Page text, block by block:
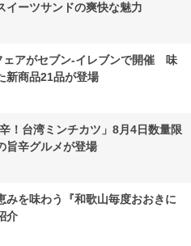
イーツサンドの爽快な魅力
ェアがセブン-イレブンで開催 味
新商品21品が登場
！台湾ミンチカツ」8月4日数量限
旨辛グルメが登場
みを味わう『和歌山毎度おおきに
介